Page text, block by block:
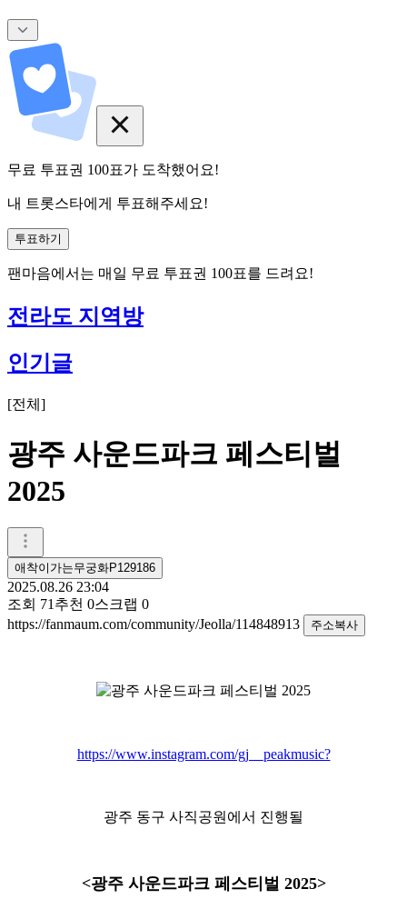
무료 투표권 100표가 도착했어요!
내 트롯스타에게 투표해주세요!
투표하기
팬마음에서는 매일 무료 투표권 100표를 드려요!
전라도 지역방
인기글
[전체 ]
광주 사운드파크 페스티벌
2025
애착이가는무궁화P129186
2025.08.26 23:04
조회 71 추천 0스크랩 0
https://fanmaum.com/community/Jeolla/114848913
주소복사
https://www.instagram.com/gj__peakmusic?
광주 동구 사직공원에서 진행될
<광주 사운드파크 페스티벌 2025>